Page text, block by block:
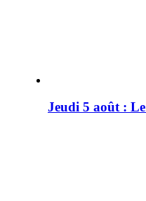
Jeudi 5 août :